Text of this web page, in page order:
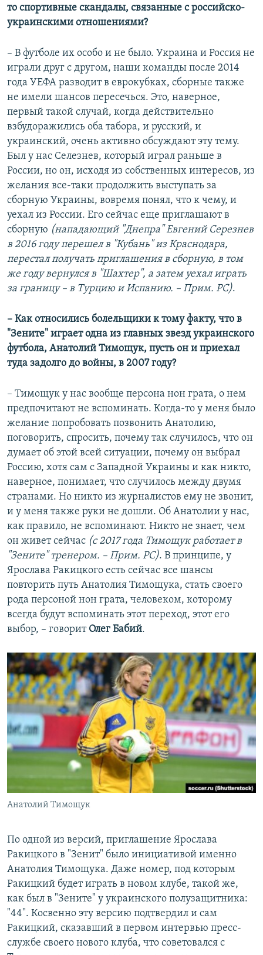
то спортивные скандалы, связанные с российско-
украинскими отношениями?
– В футболе их особо и не было. Украина и Россия не
играли друг с другом, наши команды после 2014
года УЕФА разводит в еврокубках, сборные также
не имели шансов пересечься. Это, наверное,
первый такой случай, когда действительно
взбудоражились оба табора, и русский, и
украинский, очень активно обсуждают эту тему.
Был у нас Селезнев, который играл раньше в
России, но он, исходя из собственных интересов, из
желания все-таки продолжить выступать за
сборную Украины, вовремя понял, что к чему, и
уехал из России. Его сейчас еще приглашают в
сборную (нападающий "Днепра" Евгений Серезнев
в 2016 году перешел в "Кубань" из Краснодара,
перестал получать приглашения в сборную, в том
же году вернулся в "Шахтер", а затем уехал играть
за границу – в Турцию и Испанию. – Прим. РС).
– Как относились болельщики к тому факту, что в
"Зените" играет одна из главных звезд украинского
футбола, Анатолий Тимощук, пусть он и приехал
туда задолго до войны, в 2007 году?
– Тимощук у нас вообще персона нон грата, о нем
предпочитают не вспоминать. Когда-то у меня было
желание попробовать позвонить Анатолию,
поговорить, спросить, почему так случилось, что он
думает об этой всей ситуации, почему он выбрал
Россию, хотя сам с Западной Украины и как никто,
наверное, понимает, что случилось между двумя
странами. Но никто из журналистов ему не звонит,
и у меня также руки не дошли. Об Анатолии у нас,
как правило, не вспоминают. Никто не знает, чем
он живет сейчас (с 2017 года Тимощук работает в
"Зените" тренером. – Прим. РС). В принципе, у
Ярослава Ракицкого есть сейчас все шансы
повторить путь Анатолия Тимощука, стать своего
рода персоной нон грата, человеком, которому
всегда будут вспоминать этот переход, этот его
выбор, – говорит Олег Бабий.
Анатолий Тимощук
По одной из версий, приглашение Ярослава
Ракицкого в "Зенит" было инициативой именно
Анатолия Тимощука. Даже номер, под которым
Ракицкий будет играть в новом клубе, такой же,
как был в "Зените" у украинского полузащитника:
"44". Косвенно эту версию подтвердил и сам
Ракицкий, сказавший в первом интервью пресс-
службе своего нового клуба, что советовался с